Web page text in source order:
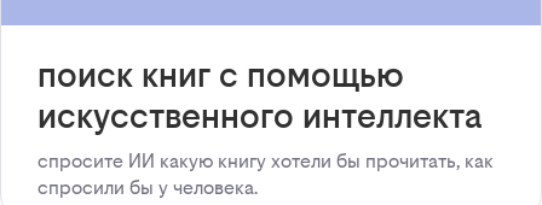
поиск книг с помощью
искусственного интеллекта
спросите ИИ какую книгу хотели бы прочитать, как
спросили бы у человека.